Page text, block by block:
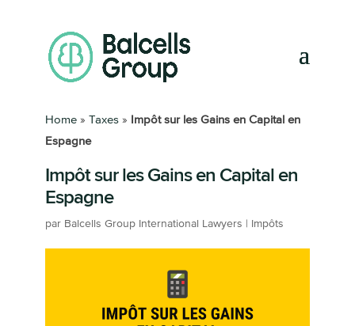
Home» Taxes»
Impôt sur les Gains en Capital en
Espagne
Impôt sur les Gains en Capital en
Espagne
par Balcells Group International Lawyers Impôts